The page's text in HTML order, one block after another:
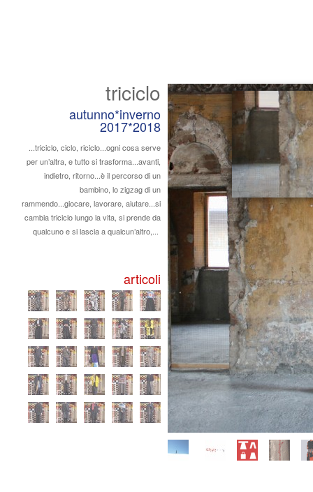
triciclo
autunno*inverno
2017*2018
...triciclo, ciclo, riciclo...ogni cosa serve
per un’altra, e tutto si trasforma...avanti,
indietro, ritorno...è il percorso di un
bambino, lo zigzag di un
rammendo...giocare, lavorare, aiutare...si
cambia triciclo lungo la vita, si prende da
qualcuno e si lascia a qualcun’altro,...
articoli